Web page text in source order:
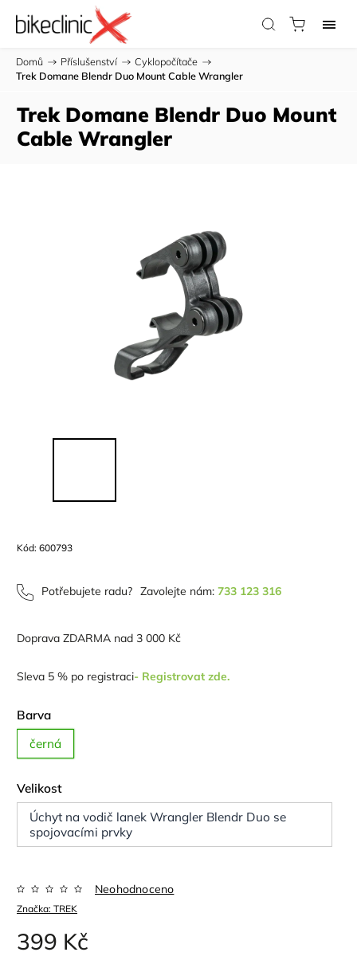
Domů / Příslušenství / Cyklopočítače /
Trek Domane Blendr Duo Mount Cable Wrangler
Trek Domane Blendr Duo Mount
Cable Wrangler
Kód: 600793
Potřebujete radu? Zavolejte nám: 733 123 316
Doprava ZDARMA nad 3 000 Kč
Sleva 5 % po registraci- Registrovat zde.
Barva
černá
Velikost
Úchyt na vodič lanek Wrangler Blendr Duo se
spojovacími prvky
Značka: TREK
Neohodnoceno
399 Kč